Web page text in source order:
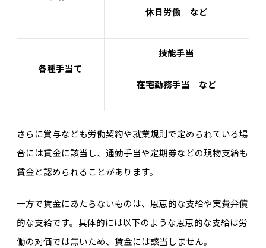
休日労働 など
各種手当て
技能手当
在宅勤務手当 など
さらに賞与なども労働契約や就業規則で定められている場
合には賃金に該当し、通勤手当や定期券などの現物支給も
賃金と認められることがあります。
一方で賃金にあたらないものは、恩恵的な支給や実費弁償
的な支給です。具体的には以下のような恩恵的な支給は労
働の対価では無いため、賃金には該当しません。